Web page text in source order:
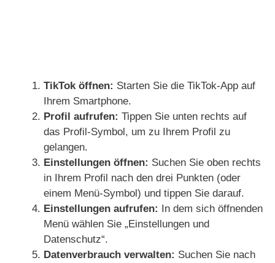
TikTok öffnen: Starten Sie die TikTok-App auf
Ihrem Smartphone.
Profil aufrufen: Tippen Sie unten rechts auf
das Profil-Symbol, um zu Ihrem Profil zu
gelangen.
Einstellungen öffnen: Suchen Sie oben rechts
in Ihrem Profil nach den drei Punkten (oder
einem Menü-Symbol) und tippen Sie darauf.
Einstellungen aufrufen: In dem sich öffnenden
Menü wählen Sie „Einstellungen und
Datenschutz“.
Datenverbrauch verwalten: Suchen Sie nach